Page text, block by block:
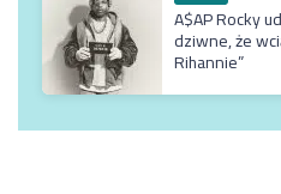
A$AP Rocky
dziwne, że
Rihannie”